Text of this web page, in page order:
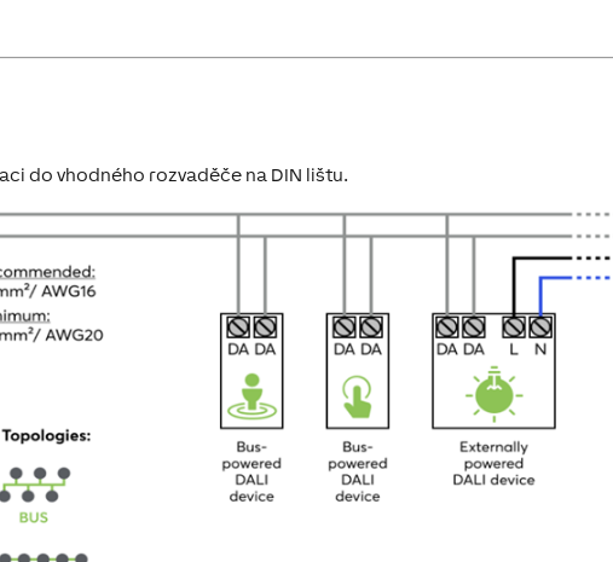
do vhodného rozvaděče na DIN lištu.